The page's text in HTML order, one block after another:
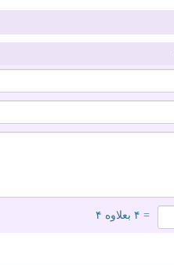
= ۴ بعلاوه ۴